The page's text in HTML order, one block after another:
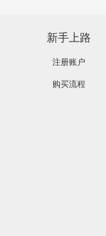
新手上路
注册账户
购买流程